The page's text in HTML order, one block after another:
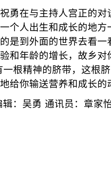
勇在与主持人宫正的
个人出生和成长的地
是到外面的世界去看
和年龄的增长，故乡
一根精神的脐带，这根
给你输送营养和成长的
辑：吴勇 通讯员：章家